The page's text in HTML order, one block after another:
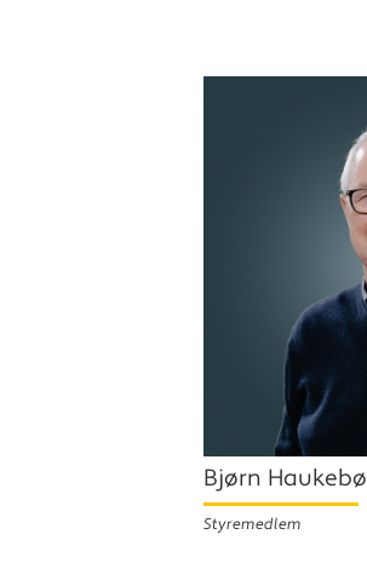
Bjørn Haukebø
Styremedlem